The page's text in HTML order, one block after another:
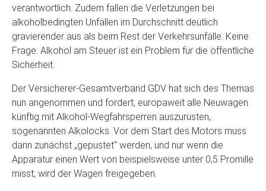
verantwortlich. Zudem fallen die Verletzungen bei
alkoholbedingten Unfällen im Durchschnitt deutlich
gravierender aus als beim Rest der Verkehrsunfälle. Keine
Frage: Alkohol am Steuer ist ein Problem für die öffentliche
Sicherheit.
Der Versicherer-Gesamtverband GDV hat sich des Themas
nun angenommen und fordert, europaweit alle Neuwagen
künftig mit Alkohol-Wegfahrsperren auszurüsten,
sogenannten Alkolocks. Vor dem Start des Motors muss
dann zunächst „gepustet“ werden, und nur wenn die
Apparatur einen Wert von beispielsweise unter 0,5 Promille
misst, wird der Wagen freigegeben.